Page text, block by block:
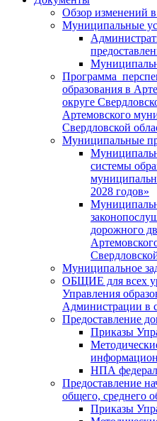
Обзор изменений в
Муниципальные
Программа
образования в
округе
Артемовского
Свердловской
Муниципальные
системы
2028 годов»
дорожного
Муниципальное
ОБЩИЕ для всех
Управления
Администрации в
Предоставление
Приказы
НПА
Предоставление
общего, среднего
Приказы